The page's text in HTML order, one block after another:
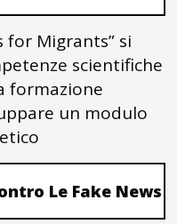
for Migrants” si
scientifiche
formazione
un modulo
Le Fake News